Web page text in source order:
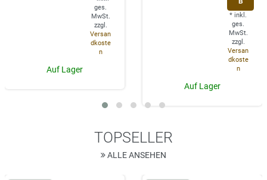
ges.
MwSt.
zzgl.
Versan
dkoste
n
Auf Lager
* inkl.
ges.
MwSt.
zzgl.
Versan
dkoste
n
Auf Lager
TOPSELLER
ALLE ANSEHEN